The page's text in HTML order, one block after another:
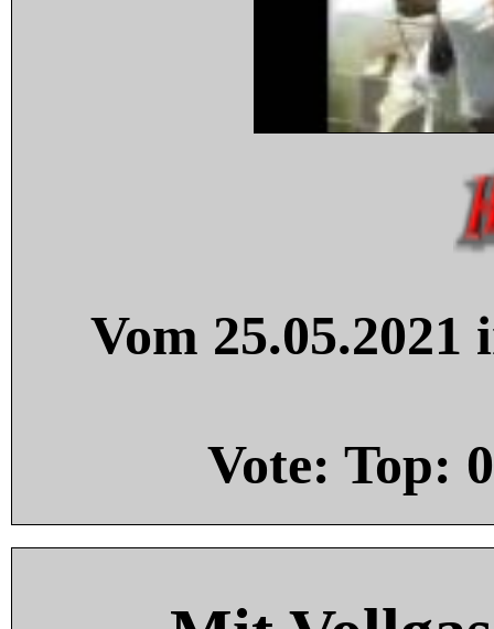
Vom
Vote: Top: 0